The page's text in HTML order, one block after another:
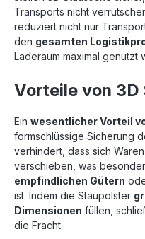
Transports nicht
reduziert nicht nur
den gesamten
Laderaum maximal genutzt
Vorteile von
Ein wesentlicher Vorteil
formschlüssige Sicherung
verhindert, dass sich
verschieben, was
empfindlichen Gütern
ist. Indem die Staupolster
Dimensionen füllen,
die Fracht.